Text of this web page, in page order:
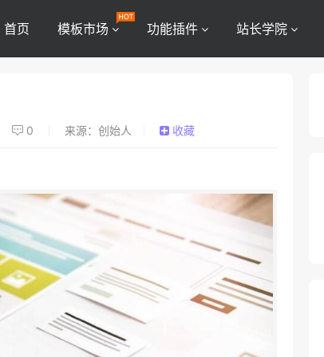
首页 模板市场 功能插件 站长学院
0 来源：创始人 收藏